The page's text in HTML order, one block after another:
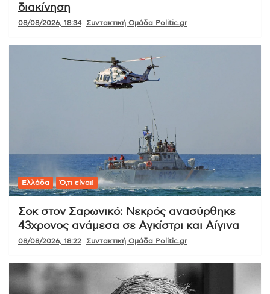
διακίνηση
08/08/2026, 18:34 Συντακτική Ομάδα Politic.gr
Ελλάδα Ό,τι είναι!
Σοκ στον Σαρωνικό: Νεκρός ανασύρθηκε
43χρονος ανάμεσα σε Αγκίστρι και Αίγινα
08/08/2026, 18:22 Συντακτική Ομάδα Politic.gr